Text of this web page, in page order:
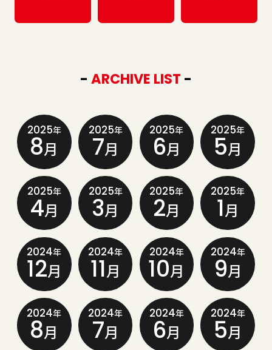
- ARCHIVE LIST -
2025年
8月
2025年
7月
2025年
6月
2025年
5月
2025年
4月
2025年
3月
2025年
2月
2025年
1月
2024年
12月
2024年
11月
2024年
10月
2024年
9月
2024年
8月
2024年
7月
2024年
6月
2024年
5月